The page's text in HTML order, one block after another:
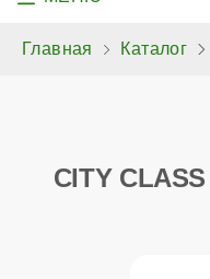
Главная Каталог
CITY